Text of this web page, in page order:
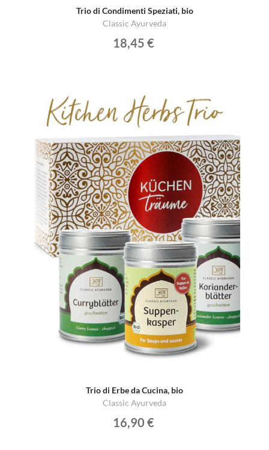
Trio di Condimenti Speziati, bio
Classic Ayurveda
18,45 €
Trio di Erbe da Cucina, bio
Classic Ayurveda
16,90 €